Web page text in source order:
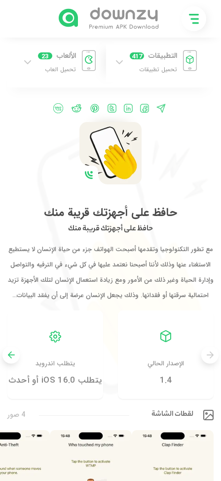
التطبيقات 417
تحميل تطبيقات
الألعاب 23
تحميل العاب
حافظ على أجهزتك قريبة منك
حافظ على أجهزتك قريبة منك
مع تطور التكنولوجيا وتقدمها أصبحت الهواتف جزء من حياة الإنسان لا يستطيع
الاستغناء عنها وذلك لأننا أصبحنا نعتمد عليها في كل شيء في الترفيه والتواصل
وإدارة الحياة وغير ذلك من الأمور ومع زيادة استعمال الإنسان لتلك الأجهزة تزيد
احتمالية سرقتها أو فقدانها. وذلك يجعل الإنسان عرضة إلى أن يفقد البيانات…
الإصدار الحالي
1.4
يتطلب اندرويد
يتطلب iOS 16.0 أو أحدث
لقطات الشاشة 4 صور